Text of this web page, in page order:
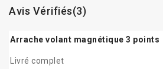
Avis Vérifiés(3)
Arrache volant magnétique 3 points
Livré complet